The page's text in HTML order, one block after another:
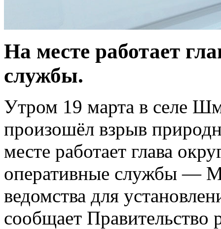
На месте работает
службы.
Утром 19 марта в селе
произошёл взрыв
месте работает глава
оперативные службы —
ведомства для
сообщает Правительство